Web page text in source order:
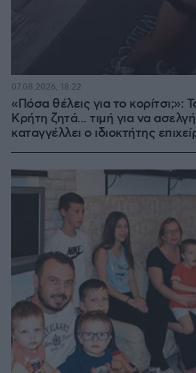
«Πόσα θέλεις για το κορίτσι;»:
Κρήτη ζητά... τιμή για να
καταγγέλλει ο ιδιοκτήτης
07.08.2026, 18:22